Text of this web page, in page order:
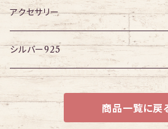
パーツ
アイレット
プラグ
アイレット
ボディピアス・ピアス以外
アクセサリー
ネックレス
シルバー925
商品一覧に戻